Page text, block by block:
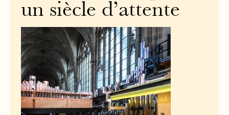
un siècle d’attente